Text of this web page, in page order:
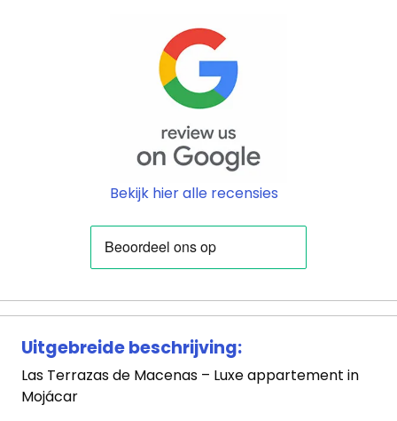
Bekijk hier alle recensies
Uitgebreide beschrijving:
Las Terrazas de Macenas – Luxe appartement in
Mojácar